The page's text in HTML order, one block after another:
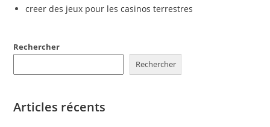
creer des jeux pour les casinos terrestres
Rechercher
Rechercher
Articles récents